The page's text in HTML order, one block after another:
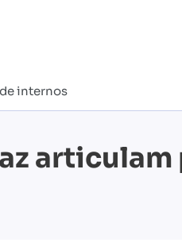
internos
articulam